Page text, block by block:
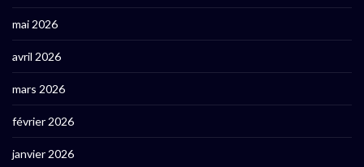
mai 2026
avril 2026
mars 2026
février 2026
janvier 2026